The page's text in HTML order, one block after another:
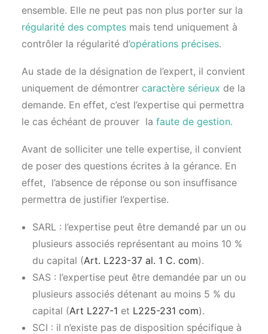
ensemble. Elle ne peut pas non plus porter sur la
régularité des comptes mais tend uniquement à
contrôler la régularité d’opérations précises.
Au stade de la désignation de l’expert, il convient
uniquement de démontrer caractère sérieux de la
demande. En effet, c’est l’expertise qui permettra
le cas échéant de prouver la faute de gestion.
Avant de solliciter une telle expertise, il convient
de poser des questions écrites à la gérance. En
effet, l’absence de réponse ou son insuffisance
permettra de justifier l’expertise.
SARL : l’expertise peut être demandé par un ou
plusieurs associés représentant au moins 10 %
du capital (Art. L223-37 al. 1 C. com).
SAS : l’expertise peut être demandée par un ou
plusieurs associés détenant au moins 5 % du
capital (Art L227-1 et L225-231 com).
SCI : il n’existe pas de disposition spécifique à